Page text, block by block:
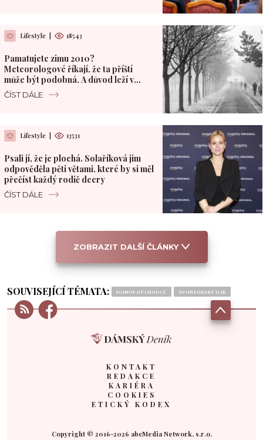
Lifestyle 18543
Pamatujete zimu 2010?
Meteorologové říkají, že ta příští
může být podobná. A důvod leží v
Pacifiku
ČÍST DÁLE
Lifestyle 13531
Psali jí, že je plochá. Solaříková jim
odpověděla pěti větami, které by si měl
přečíst každý rodič dcery
ČÍST DÁLE
ZOBRAZIT DALŠÍ ČLÁNKY
SOUVISEJÍCÍ TÉMATA: DOMOV DŮCHODCŮ SPONZORSKÝ DAR
KONTAKT
REDAKCE
KARIÉRA
COOKIES
ETICKÝ KODEX
Copyright © 2016-2026 abcMedia Network, s.r.o.